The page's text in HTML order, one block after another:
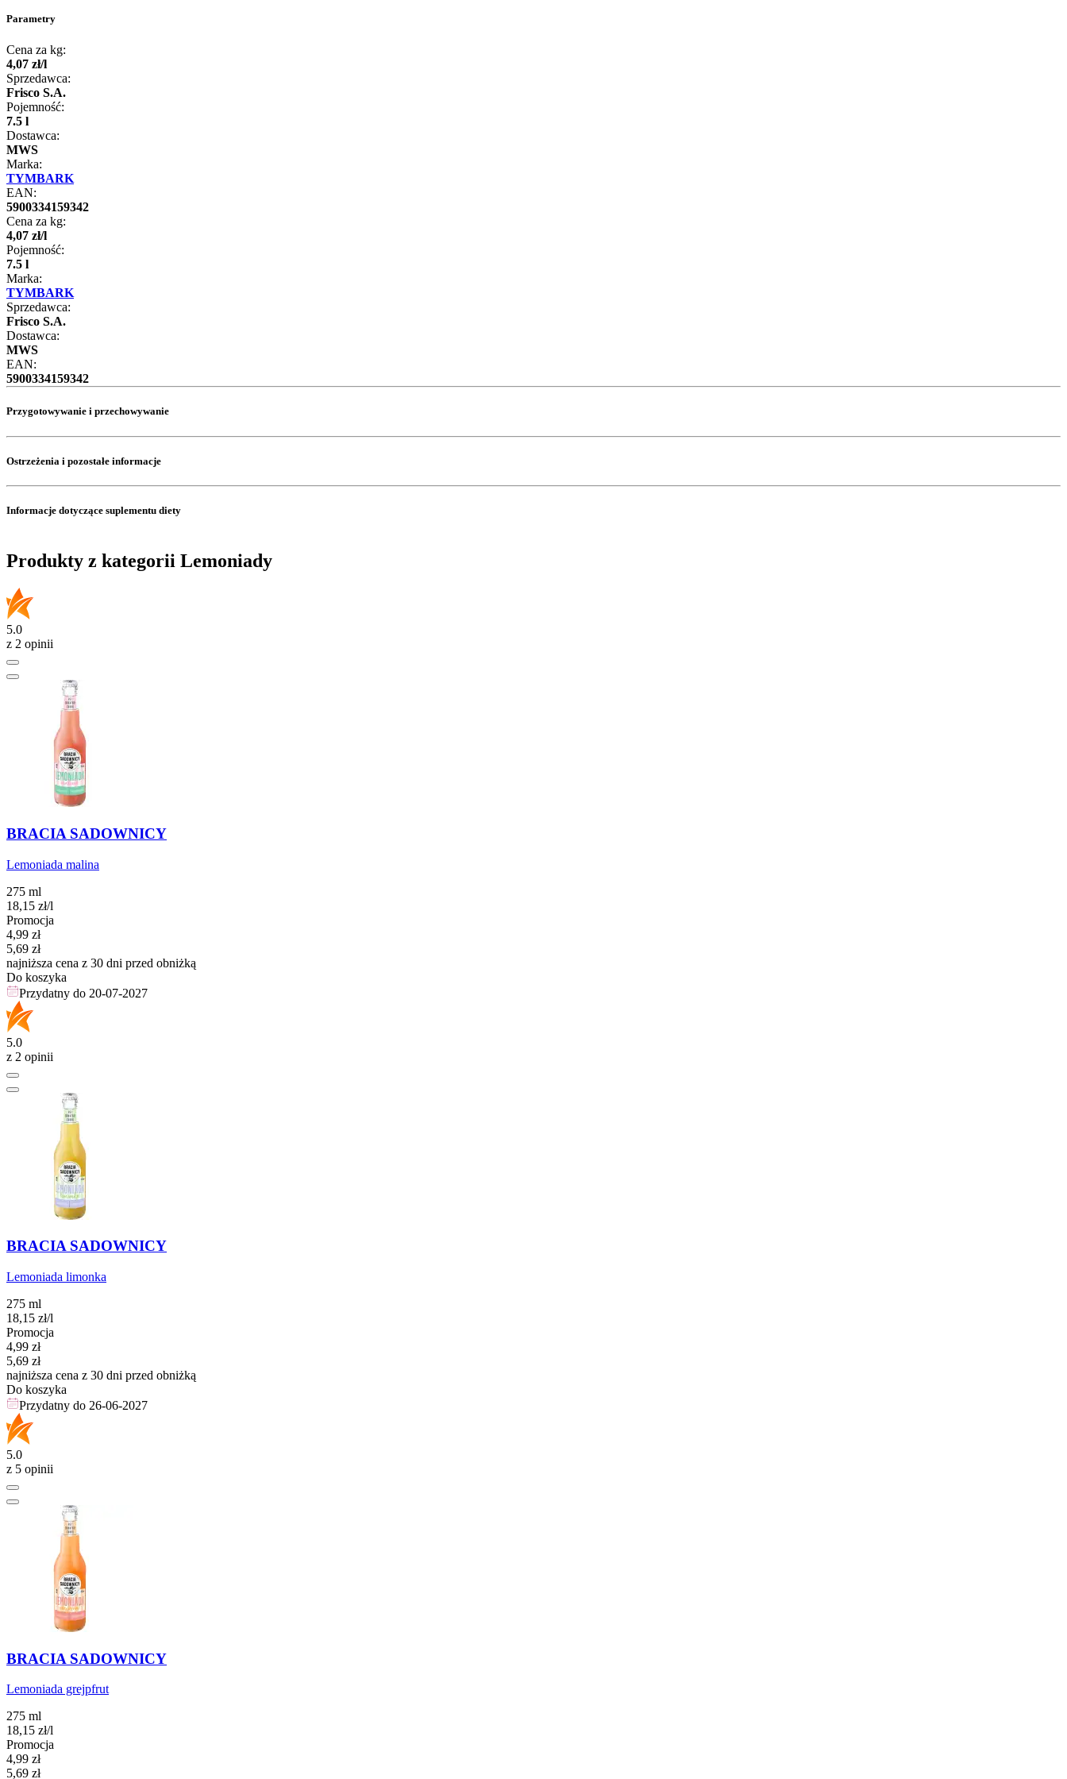
Parametry
Cena za kg:
4,07 zł/l
Sprzedawca:
Frisco S.A.
Pojemność:
7.5 l
Dostawca:
MWS
Marka:
TYMBARK
EAN:
5900334159342
Cena za kg:
4,07 zł/l
Pojemność:
7.5 l
Marka:
TYMBARK
Sprzedawca:
Frisco S.A.
Dostawca:
MWS
EAN:
5900334159342
Przygotowywanie i przechowywanie
Ostrzeżenia i pozostałe informacje
Informacje dotyczące suplementu diety
Produkty z kategorii Lemoniady
5.0
z 2 opinii
BRACIA SADOWNICY
Lemoniada malina
275 ml
18,15 zł/l
Promocja
Cena promocyjna
4,99 zł
5,69 zł
najniższa cena z 30 dni przed obniżką
Do koszyka
Przydatny do 20-07-2027
5.0
z 2 opinii
BRACIA SADOWNICY
Lemoniada limonka
275 ml
18,15 zł/l
Promocja
Cena promocyjna
4,99 zł
5,69 zł
najniższa cena z 30 dni przed obniżką
Do koszyka
Przydatny do 26-06-2027
5.0
z 5 opinii
BRACIA SADOWNICY
Lemoniada grejpfrut
275 ml
18,15 zł/l
Promocja
Cena promocyjna
4,99 zł
5,69 zł